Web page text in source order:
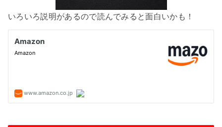
いろいろ説明があるので読んでみると面白いかも！